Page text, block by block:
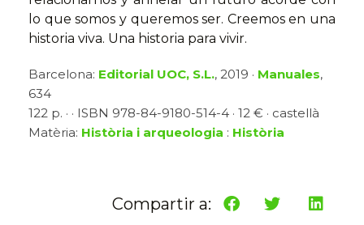
lo que somos y queremos ser. Creemos en una
historia viva. Una historia para vivir.
Barcelona: Editorial UOC, S.L., 2019 · Manuales,
634
122 p. · · ISBN 978-84-9180-514-4 · 12 € · castellà
Matèria: Història i arqueologia : Història
Compartir a: